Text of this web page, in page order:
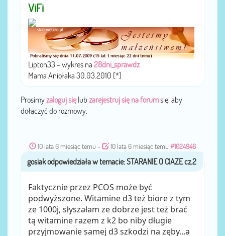
ViFi
Lipton33 - wykres na 28dni_sprawdz
Mama Aniołaka 30.03.2010 [*]
Prosimyzaloguj sięlub zarejestruj się na forumsię, aby
dołączyć do rozmowy.
10 lata 6 miesiąc temu - 10 lata 6 miesiąc temu #1024946
przezgosiak
Faktycznie przez PCOS może być
podwyższone. Witamine d3 też biore z tym
ze 1000j, słyszałam ze dobrze jest też brać
tą witamine razem z k2 bo niby długie
przyjmowanie samej d3 szkodzi na zęby...a